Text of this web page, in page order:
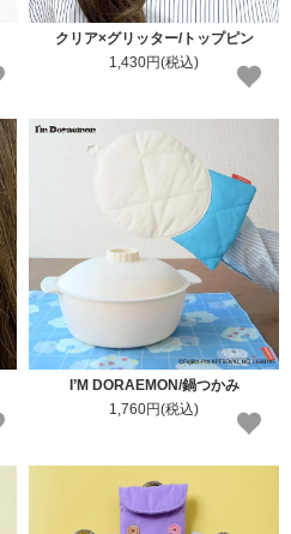
クリア×グリッター/トップピン
1,430円(税込)
I’M DORAEMON/鍋つかみ
1,760円(税込)